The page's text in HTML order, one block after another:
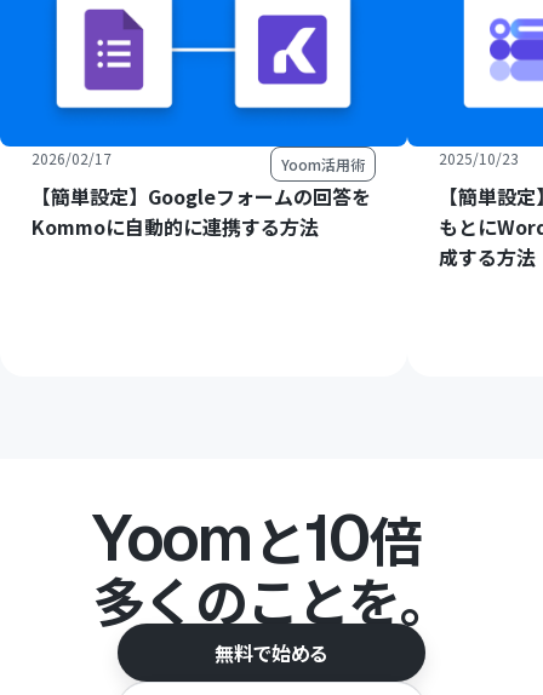
2026/02/17 Yoom活用術
【簡単設定】Googleフォームの回答を
Kommoに自動的に連携する方法
2025/10/23
【簡単設
もとに
成する方法
Yoomと10倍
多くのことを。
無料で始める